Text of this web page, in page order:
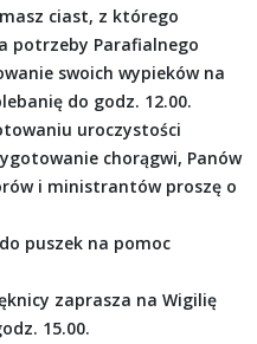
ciast, z którego
potrzeby Parafialnego
swoich wypieków na
do godz. 12.00.
uroczystości
chorągwi, Panów
i ministrantów proszę o
puszek na pomoc
zaprasza na Wigilię
15.00.